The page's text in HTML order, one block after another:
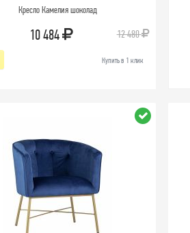
Кресло Камелия шоколад
10 484 12 480
Купить в 1 клик